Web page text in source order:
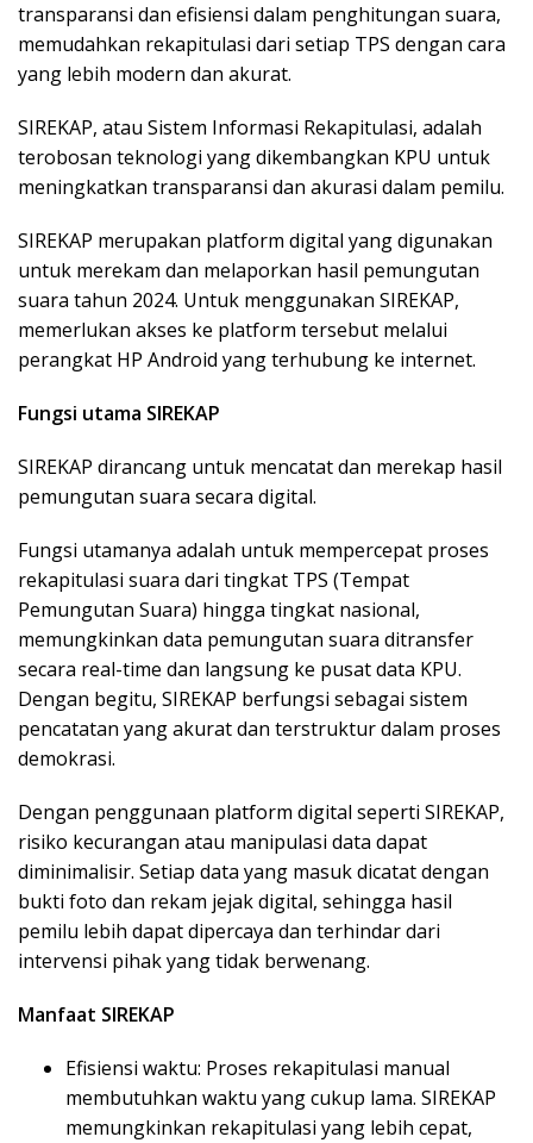
transparansi dan efisiensi dalam penghitungan suara,
memudahkan rekapitulasi dari setiap TPS dengan cara
yang lebih modern dan akurat.
SIREKAP, atau Sistem Informasi Rekapitulasi, adalah
terobosan teknologi yang dikembangkan KPU untuk
meningkatkan transparansi dan akurasi dalam pemilu.
SIREKAP merupakan platform digital yang digunakan
untuk merekam dan melaporkan hasil pemungutan
suara tahun 2024. Untuk menggunakan SIREKAP,
memerlukan akses ke platform tersebut melalui
perangkat HP Android yang terhubung ke internet.
Fungsi utama SIREKAP
SIREKAP dirancang untuk mencatat dan merekap hasil
pemungutan suara secara digital.
Fungsi utamanya adalah untuk mempercepat proses
rekapitulasi suara dari tingkat TPS (Tempat
Pemungutan Suara) hingga tingkat nasional,
memungkinkan data pemungutan suara ditransfer
secara real-time dan langsung ke pusat data KPU.
Dengan begitu, SIREKAP berfungsi sebagai sistem
pencatatan yang akurat dan terstruktur dalam proses
demokrasi.
Dengan penggunaan platform digital seperti SIREKAP,
risiko kecurangan atau manipulasi data dapat
diminimalisir. Setiap data yang masuk dicatat dengan
bukti foto dan rekam jejak digital, sehingga hasil
pemilu lebih dapat dipercaya dan terhindar dari
intervensi pihak yang tidak berwenang.
Manfaat SIREKAP
Efisiensi waktu: Proses rekapitulasi manual
membutuhkan waktu yang cukup lama. SIREKAP
memungkinkan rekapitulasi yang lebih cepat,